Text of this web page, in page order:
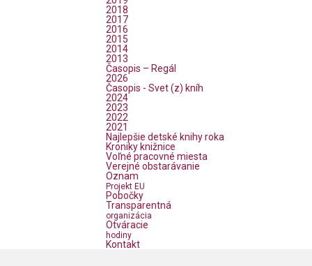
2018
2017
2016
2015
2014
2013
Časopis – Regál
2026
Časopis - Svet (z) kníh
2024
2023
2022
2021
Najlepšie detské knihy roka
Kroniky knižnice
Voľné pracovné miesta
Verejné obstarávanie
Oznam
Projekt EU
Pobočky
Transparentná
organizácia
Otváracie
hodiny
Kontakt